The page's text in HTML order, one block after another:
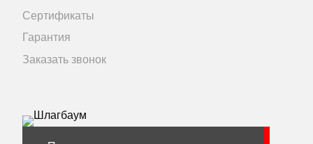
Сертификаты
Гарантия
Заказать звонок